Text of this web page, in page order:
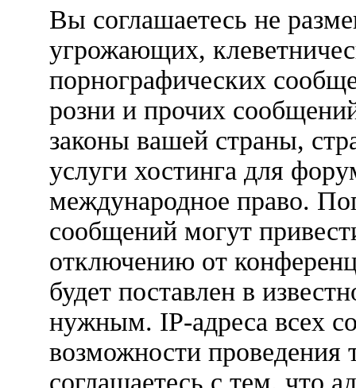
Вы соглашаетесь не
угрожающих,
порнографических
розни и прочих
законы вашей страны,
услуги хостинга для
международное право.
сообщений могут
отключению от
будет поставлен в
нужным. IP-адреса всех
возможности
соглашаетесь с тем, что